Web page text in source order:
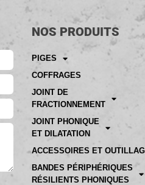
NOS PRODUITS
PIGES
COFFRAGES
JOINT DE
FRACTIONNEMENT
JOINT PHONIQUE
ET DILATATION
ACCESSOIRES ET
BANDES PÉRIPHÉRIQUES
RÉSILIENTS PHONIQUES